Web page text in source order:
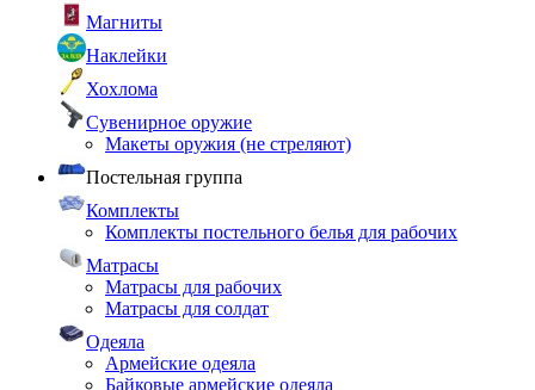
Магниты
Наклейки
Хохлома
Сувенирное оружие
Макеты оружия (не стреляют)
Постельная группа
Комплекты
Комплекты постельного белья для рабочих
Матрасы
Матрасы для рабочих
Матрасы для солдат
Одеяла
Армейские одеяла
Байковые армейские одеяла